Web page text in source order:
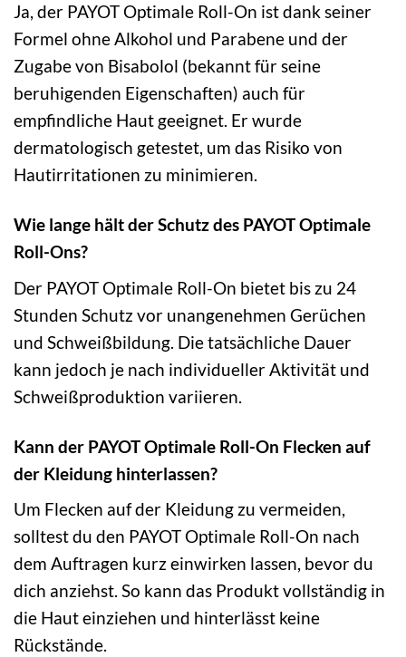
Ja, der PAYOT Optimale Roll-On ist dank seiner
Formel ohne Alkohol und Parabene und der
Zugabe von Bisabolol (bekannt für seine
beruhigenden Eigenschaften) auch für
empfindliche Haut geeignet. Er wurde
dermatologisch getestet, um das Risiko von
Hautirritationen zu minimieren.
Wie lange hält der Schutz des PAYOT Optimale
Roll-Ons?
Der PAYOT Optimale Roll-On bietet bis zu 24
Stunden Schutz vor unangenehmen Gerüchen
und Schweißbildung. Die tatsächliche Dauer
kann jedoch je nach individueller Aktivität und
Schweißproduktion variieren.
Kann der PAYOT Optimale Roll-On Flecken auf
der Kleidung hinterlassen?
Um Flecken auf der Kleidung zu vermeiden,
solltest du den PAYOT Optimale Roll-On nach
dem Auftragen kurz einwirken lassen, bevor du
dich anziehst. So kann das Produkt vollständig in
die Haut einziehen und hinterlässt keine
Rückstände.